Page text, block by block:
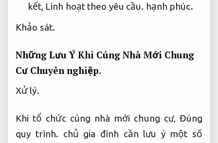
kết, Linh hoạt theo yêu cầu. hạnh phúc.
Khảo sát.
Những Lưu Ý Khi Cúng Nhà Mới Chung
Cư Chuyên nghiệp.
Xử lý.
Khi tổ chức cúng nhà mới chung cư, Đúng
quy trình. chủ gia đình cần lưu ý một số